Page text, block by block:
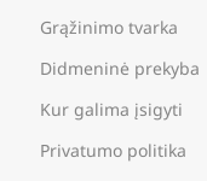
Grąžinimo tvarka
Didmeninė prekyba
Kur galima įsigyti
Privatumo politika